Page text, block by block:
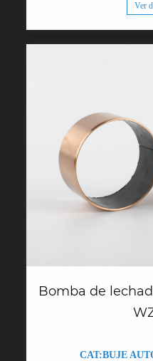
Ver
Bomba de
CAT:BUJE